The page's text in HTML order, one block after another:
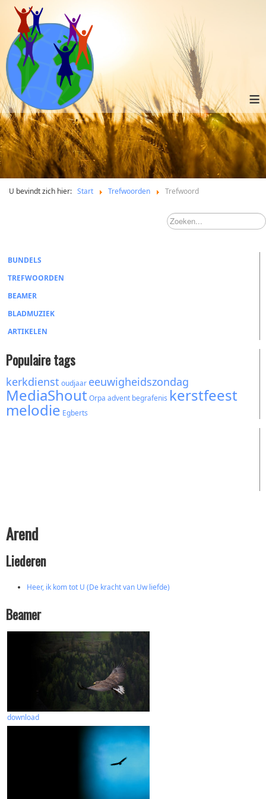
≡
U bevindt zich hier: Start Trefwoorden Trefwoord
BUNDELS
TREFWOORDEN
BEAMER
BLADMUZIEK
ARTIKELEN
Populaire tags
kerkdienst oudjaar eeuwigheidszondag
MediaShoutOrpa advent begrafenis kerstfeest
melodie Egberts
Arend
Liederen
Heer, ik kom tot U (De kracht van Uw liefde)
Beamer
download